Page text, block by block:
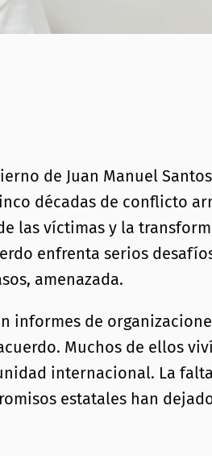
de Juan Manuel
décadas de conflicto
las víctimas y la
enfrenta serios
amenazada.
informes de
Muchos de ellos
internacional. La
estatales han